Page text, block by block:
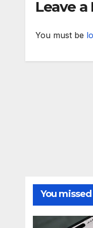
за
Leave a
You must be
You missed